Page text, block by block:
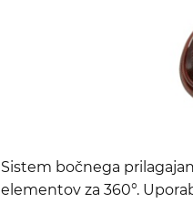
Sistem bočnega
elementov za 360°.